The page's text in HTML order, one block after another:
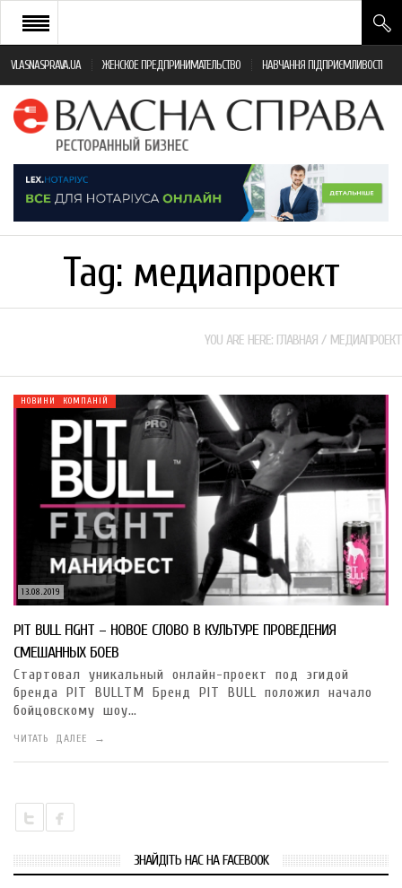
VLASNASPRAVA.UA ЖЕНСКОЕ ПРЕДПРИНИМАТЕЛЬСТВО НАВЧАННЯ ПІДПРИЄМЛИВОСТІ
НОВИНИ РЕСТОРАННОГО БІЗНЕСУ
ЯК ВІДКРИТИ ТА УСПІШНО КЕРУВАТИ
МОНІТОРИНГ ЗАКОНОДАВСТВА
ФРАНЧАЙЗИНГ
Tag: медиапроект
YOU ARE HERE: ГЛАВНАЯ / МЕДИАПРОЕКТ
13.08.2019
НОВИНИ КОМПАНІЙ
PIT BULL FIGHT – НОВОЕ СЛОВО В КУЛЬТУРЕ ПРОВЕДЕНИЯ
СМЕШАННЫХ БОЕВ
Стартовал уникальный онлайн-проект под эгидой
бренда PIT BULLТМ Бренд PIT BULL положил начало
бойцовскому шоу…
ЧИТАТЬ ДАЛЕЕ →
ЗНАЙДІТЬ НАС НА FACEBOOK